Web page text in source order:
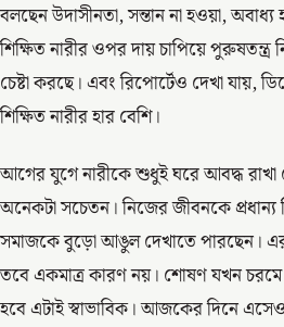
বলছেন উদাসীনতা, সন্তান না হওয়া, অবাধ্য
শিক্ষিত নারীর ওপর দায় চাপিয়ে
চেষ্টা করছে। এবং রিপোর্টেও দেখা যায়,
শিক্ষিত নারীর হার বেশি।
আগের যুগে নারীকে শুধুই ঘরে আবদ্ধ রাখা
অনেকটা সচেতন। নিজের জীবনকে প্রধান্য
সমাজকে বুড়ো আঙুল দেখাতে পারছেন।
তবে একমাত্র কারণ নয়। শোষণ যখন চরমে
হবে এটাই স্বাভাবিক। আজকের দিনে